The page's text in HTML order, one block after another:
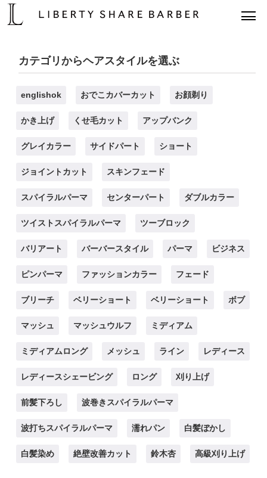
カテゴリからヘアスタイルを選ぶ
englishok おでこカバーカット お顔剃り
かき上げ くせ毛カット アップバンク
グレイカラー サイドパート ショート
ジョイントカット スキンフェード
スパイラルパーマ センターパート ダブルカラー
ツイストスパイラルパーマ ツーブロック
バリアート バーバースタイル パーマ ビジネス
ピンパーマ ファッションカラー フェード
ブリーチ ベリーショート ベリーショート ボブ
マッシュ マッシュウルフ ミディアム
ミディアムロング メッシュ ライン レディース
レディースシェービング ロング 刈り上げ
前髪下ろし 波巻きスパイラルパーマ
波打ちスパイラルパーマ 濡れパン 白髪ぼかし
白髪染め 絶壁改善カット 鈴木杏 高級刈り上げ